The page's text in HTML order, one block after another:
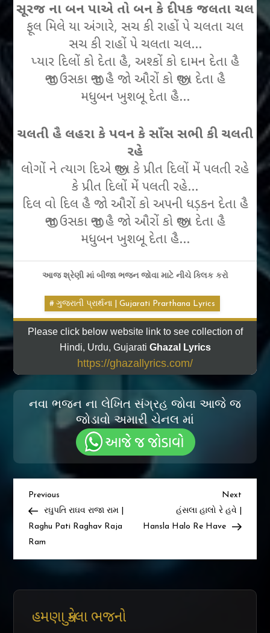
સૂરજ ના બન પાએ તો બન કે દીપક જલતા ચલ
ફૂલ મિલે યા અંગારે, સચ કી રાહોં પે ચલતા ચલ
સચ કી રાહોં પે ચલતા ચલ…
પ્યાર દિલોં કો દેતા હૈ, અશ્કોં કો દામન દેતા હૈ
જીના ઉસકા જીના હૈ જો ઔરોં કો જીવન દેતા હૈ
મધુબન ખુશબૂ દેતા હૈ…
ચલતી હૈ લહરા કે પવન કે સાઁસ સભી કી ચલતી
રહે
લોગોં ને ત્યાગ દિએ જીવન કે પ્રીત દિલોં મેં પલતી રહે
કે પ્રીત દિલોં મેં પલતી રહે…
દિલ વો દિલ હૈ જો ઔરોં કો અપની ધડ઼કન દેતા હૈ
જીના ઉસકા જીના હૈ જો ઔરોં કો જીવન દેતા હૈ
મધુબન ખુશબૂ દેતા હૈ…
આજ શ્રેણી માં બીજા ભજન જોવા માટે નીચે ક્લિક કરો
ગુજરાતી પ્રાર્થના | Gujarati Prarthana Lyrics
Please click below website link to see collection of
Hindi, Urdu, Gujarati Ghazal Lyrics
https://ghazallyrics.com/
નવા ભજન ના લેખિત સંગ્રહ જોવા આજે જ
જોડાવો અમારી ચેનલ માં
Post
navigation
Previous
Post
Previous
રઘુપતિ રાઘવ રાજા રામ |
Raghu Pati Raghav Raja
Ram
Next
Post
Next
હંસલા હાલો રે હવે |
Hansla Halo Re Have
હમણા મુકેલા ભજનો